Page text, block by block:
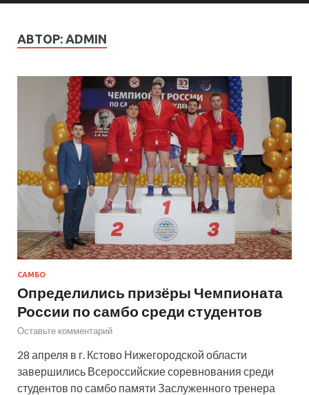
АВТОР: ADMIN
САМБО
Определились призёры Чемпионата
России по самбо среди студентов
Оставьте комментарий
28 апреля в г. Кстово Нижегородской области
завершились Всероссийские соревнования среди
студентов по самбо памяти Заслуженного тренера